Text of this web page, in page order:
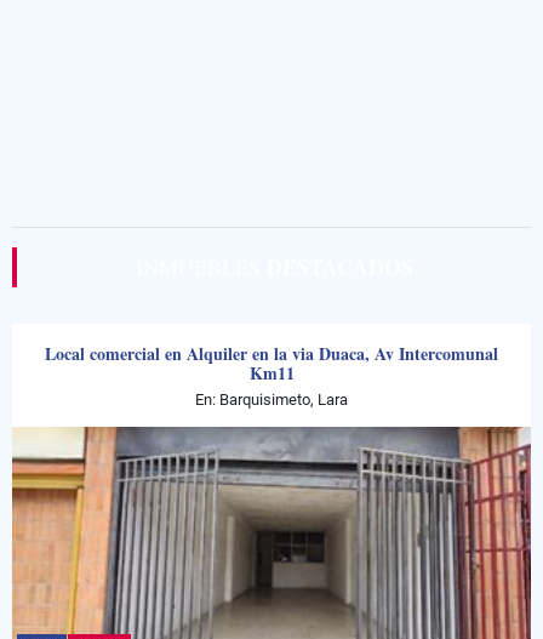
Local comercial en Alquiler en la via Duaca, Av Intercomunal
Km11
En: Barquisimeto, Lara